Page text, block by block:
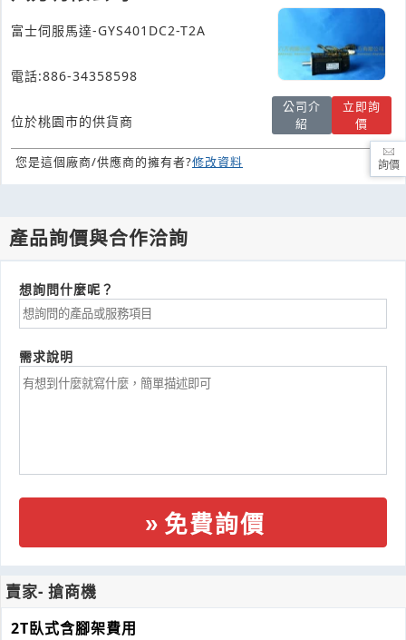
富士伺服馬達-GYS401DC2-T2A
電話:886-34358598
位於桃園市的供貨商
公司介
紹
立即詢
價
您是這個廠商/供應商的擁有者?修改資料
產品詢價與合作洽詢
想詢問什麼呢？
需求說明
免費詢價
賣家- 搶商機
2T臥式含腳架費用
詢價